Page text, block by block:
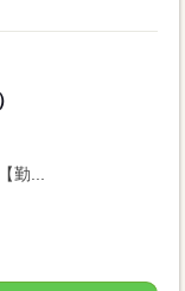
勤...